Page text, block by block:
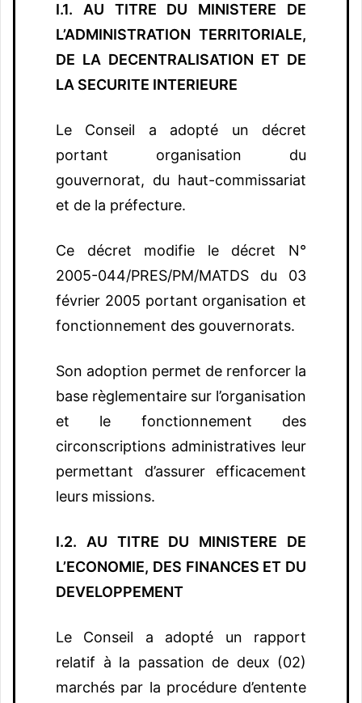
I.1. AU TITRE DU MINISTERE DE
L’ADMINISTRATION TERRITORIALE,
DE LA DECENTRALISATION ET DE
LA SECURITE INTERIEURE
Le Conseil a adopté un décret
portant organisation du
gouvernorat, du haut-commissariat
et de la préfecture.
Ce décret modifie le décret N°
2005-044/PRES/PM/MATDS du 03
février 2005 portant organisation et
fonctionnement des gouvernorats.
Son adoption permet de renforcer la
base règlementaire sur l’organisation
et le fonctionnement des
circonscriptions administratives leur
permettant d’assurer efficacement
leurs missions.
I.2. AU TITRE DU MINISTERE DE
L’ECONOMIE, DES FINANCES ET DU
DEVELOPPEMENT
Le Conseil a adopté un rapport
relatif à la passation de deux (02)
marchés par la procédure d’entente